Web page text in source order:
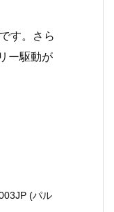
す。さら
ー駆動が
(パル